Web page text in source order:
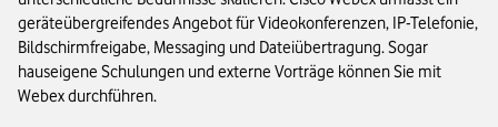
geräteübergreifendes Angebot für Videokonferenzen, IP-Telefonie,
Bildschirmfreigabe, Messaging und Dateiübertragung. Sogar
hauseigene Schulungen und externe Vorträge können Sie mit
Webex durchführen.